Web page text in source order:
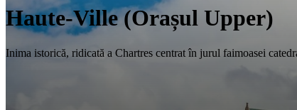
Haute-Ville (Orașul Upper)
Inima istorică, ridicată a Chartres centrat în jurul faimoasei